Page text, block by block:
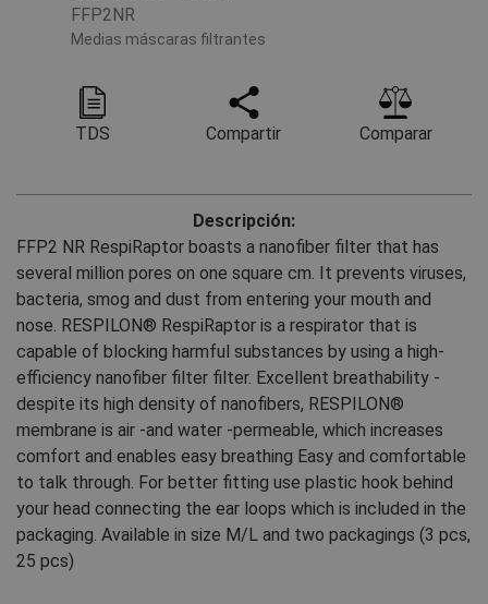
FFP2NR
Medias máscaras filtrantes
TDS Compartir Comparar
Descripción:
FFP2 NR RespiRaptor boasts a nanofiber filter that has
several million pores on one square cm. It prevents viruses,
bacteria, smog and dust from entering your mouth and
nose. RESPILON® RespiRaptor is a respirator that is
capable of blocking harmful substances by using a high-
efficiency nanofiber filter filter. Excellent breathability -
despite its high density of nanofibers, RESPILON®
membrane is air -and water -permeable, which increases
comfort and enables easy breathing Easy and comfortable
to talk through. For better fitting use plastic hook behind
your head connecting the ear loops which is included in the
packaging. Available in size M/L and two packagings (3 pcs,
25 pcs)